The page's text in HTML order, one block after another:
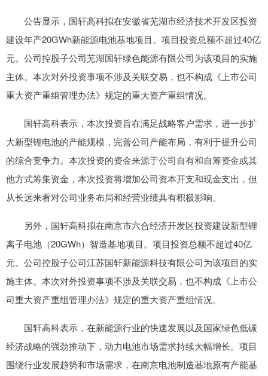
公告显示，国轩高科拟在安徽省芜湖市经济技术开发区投资
建设年产20GWh新能源电池基地项目。项目投资总额不超过40亿
元。公司控股子公司芜湖国轩绿色能源有限公司为该项目的实施
主体。本次对外投资事项不涉及关联交易，也不构成《上市公司
重大资产重组管理办法》规定的重大资产重组情况。
国轩高科表示，本次投资旨在满足战略客户需求，进一步扩
大新型锂电池的产能规模，完善公司产能布局，有利于提升公司
的综合竞争力。本次投资的资金来源于公司自有和自筹资金或其
他方式筹集资金，本次投资将增加公司资本开支和现金支出，但
从长远来看对公司业务布局和经营业绩具有积极影响。
另外，国轩高科拟在南京市六合经济开发区投资建设新型锂
离子电池（20GWh）智造基地项目。项目投资总额不超过40亿
元。公司控股子公司江苏国轩新能源科技有限公司为该项目的实
施主体。本次对外投资事项不涉及关联交易，也不构成《上市公
司重大资产重组管理办法》规定的重大资产重组情况。
国轩高科表示，在新能源行业的快速发展以及国家绿色低碳
经济战略的强劲推动下，动力电池市场需求持续大幅增长。项目
围绕行业发展趋势和市场需求，在南京电池制造基地原有产能基